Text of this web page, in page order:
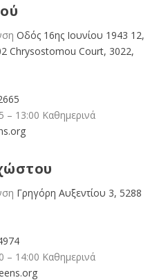
Οδός 16ης Ιουνίου 1943 12,
Chrysostomou Court, 3022,
– 13:00 Καθημερινά
Γρηγόρη Αυξεντίου 3, 5288
– 14:00 Καθημερινά